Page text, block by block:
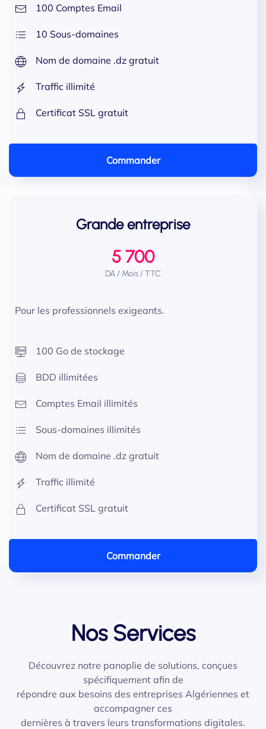
100 Comptes Email
10 Sous-domaines
Nom de domaine .dz gratuit
Traffic illimité
Certificat SSL gratuit
Commander
Grande entreprise
5 700
DA / Mois / TTC
Pour les professionnels exigeants.
100 Go de stockage
BDD illimitées
Comptes Email illimités
Sous-domaines illimités
Nom de domaine .dz gratuit
Traffic illimité
Certificat SSL gratuit
Commander
Nos Services
Découvrez notre panoplie de solutions, conçues
spécifiquement afin de
répondre aux besoins des entreprises Algériennes et
accompagner ces
dernières à travers leurs transformations digitales.